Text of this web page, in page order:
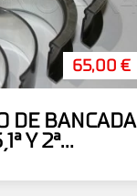
65,00 €
DE BANCADA
Y 2ª